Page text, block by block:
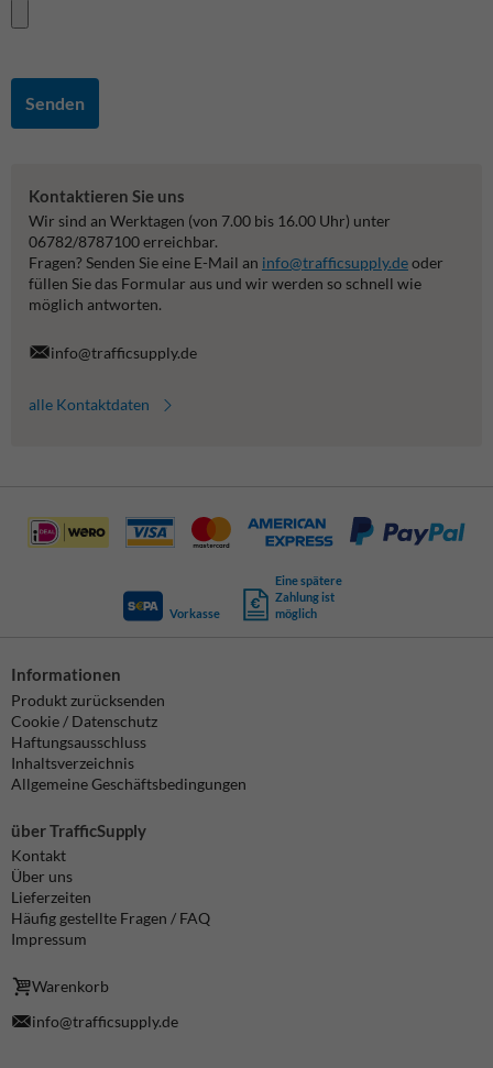
Senden
Kontaktieren Sie uns
Wir sind an Werktagen (von 7.00 bis 16.00 Uhr) unter
06782/8787100 erreichbar.
Fragen? Senden Sie eine E-Mail an info@trafficsupply.deoder
füllen Sie das Formular aus und wir werden so schnell wie
möglich antworten.
info@trafficsupply.de
alle Kontaktdaten
Vorkasse
Eine spätere
Zahlung ist
möglich
Informationen
Produkt zurücksenden
Cookie / Datenschutz
Haftungsausschluss
Inhaltsverzeichnis
Allgemeine Geschäftsbedingungen
über TrafficSupply
Kontakt
Über uns
Lieferzeiten
Häufig gestellte Fragen / FAQ
Impressum
Warenkorb
info@trafficsupply.de